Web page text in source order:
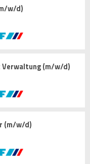
w/d)
(m/w/d)
(m/w/d)